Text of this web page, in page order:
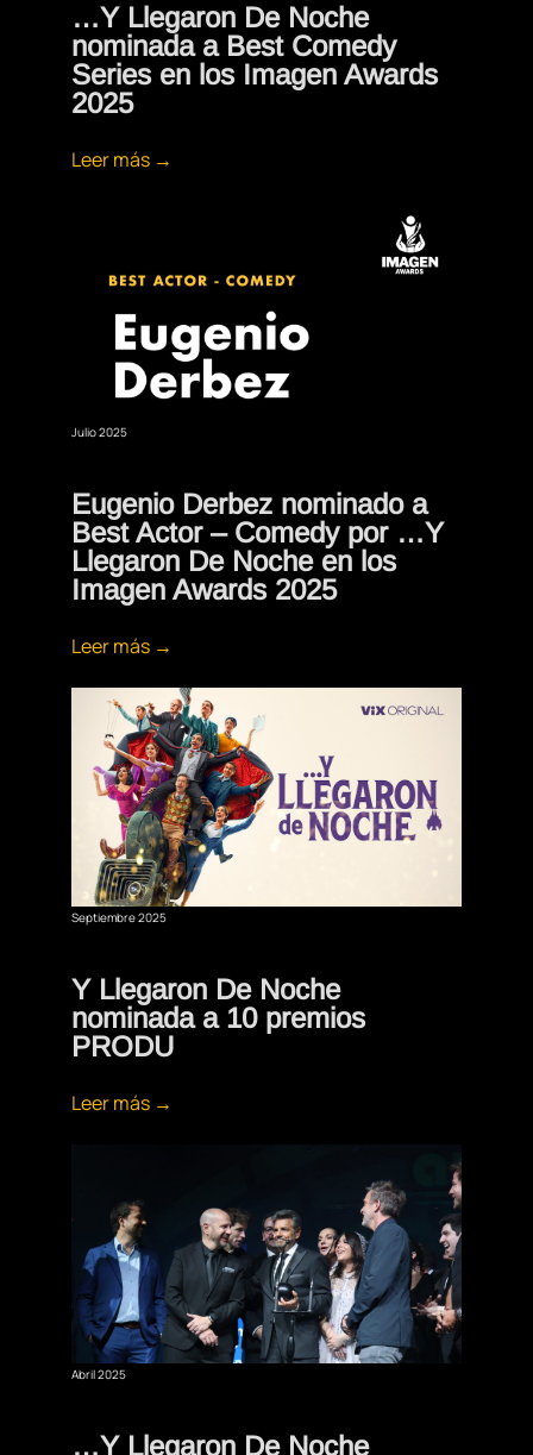
…Y Llegaron De Noche
nominada a Best Comedy
Series en los Imagen Awards
2025
Leer más →
Julio 2025
Eugenio Derbez nominado a
Best Actor – Comedy por …Y
Llegaron De Noche en los
Imagen Awards 2025
Leer más →
Septiembre 2025
Y Llegaron De Noche
nominada a 10 premios
PRODU
Leer más →
Abril 2025
…Y Llegaron De Noche